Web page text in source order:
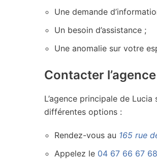
Une demande
Un besoin d’assistance ;
Une anomalie sur votre
Contacter
L’agence principale de
différentes options :
Rendez-vous au 165 rue
Appelez le 04 67 66 67 68